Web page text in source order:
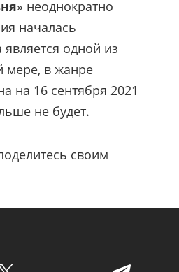
» неоднократно
началась
одной из
мере, в жанре
на 16 сентября 2021
не будет.
своим